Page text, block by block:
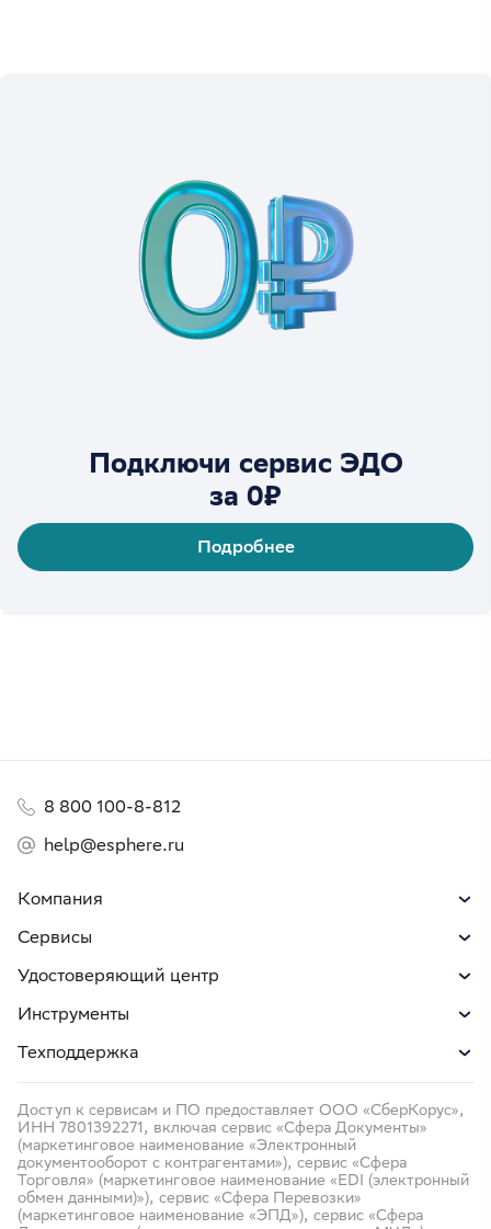
Подключи сервис ЭДО
за 0₽
Подробнее
Компания
Сервисы
Удостоверяющий центр
Инструменты
Техподдержка
8 800 100-8-812
help@esphere.ru
Доступ к сервисам и ПО предоставляет ООО «СберКорус»,
ИНН 7801392271, включая сервис «Сфера Документы»
(маркетинговое наименование «Электронный
документооборот с контрагентами»), сервис «Сфера
Торговля» (маркетинговое наименование «EDI (электронный
обмен данными)»), сервис «Сфера Перевозки»
(маркетинговое наименование «ЭПД»), сервис «Сфера